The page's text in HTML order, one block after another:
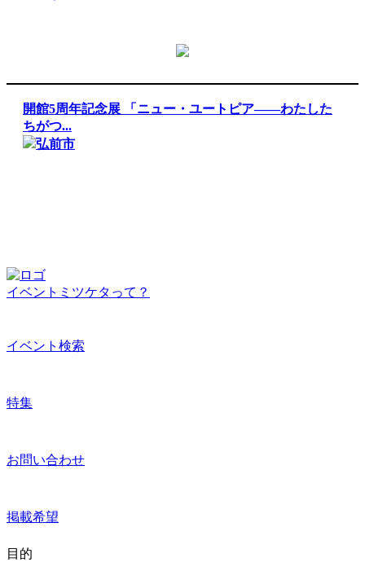
開館5周年記念展 「ニュー・ユートピア――わたした
ちがつ...
弘前市
イベントミツケタって？
イベント検索
特集
お問い合わせ
掲載希望
目的